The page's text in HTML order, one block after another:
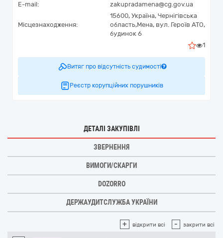
E-mail:
zakupradamena@cg.gov.ua
Місцезнаходження:
15600, Україна, Чернігівська
область,Мена, вул. Героїв АТО,
будинок 6
1
Витяг про відсутність судимості
Реєстр корупційних порушників
ДЕТАЛІ ЗАКУПІВЛІ
ЗВЕРНЕННЯ
ВИМОГИ/СКАРГИ
DOZORRO
ДЕРЖАУДИТСЛУЖБА УКРАЇНИ
+ відкрити всі - закрити всі